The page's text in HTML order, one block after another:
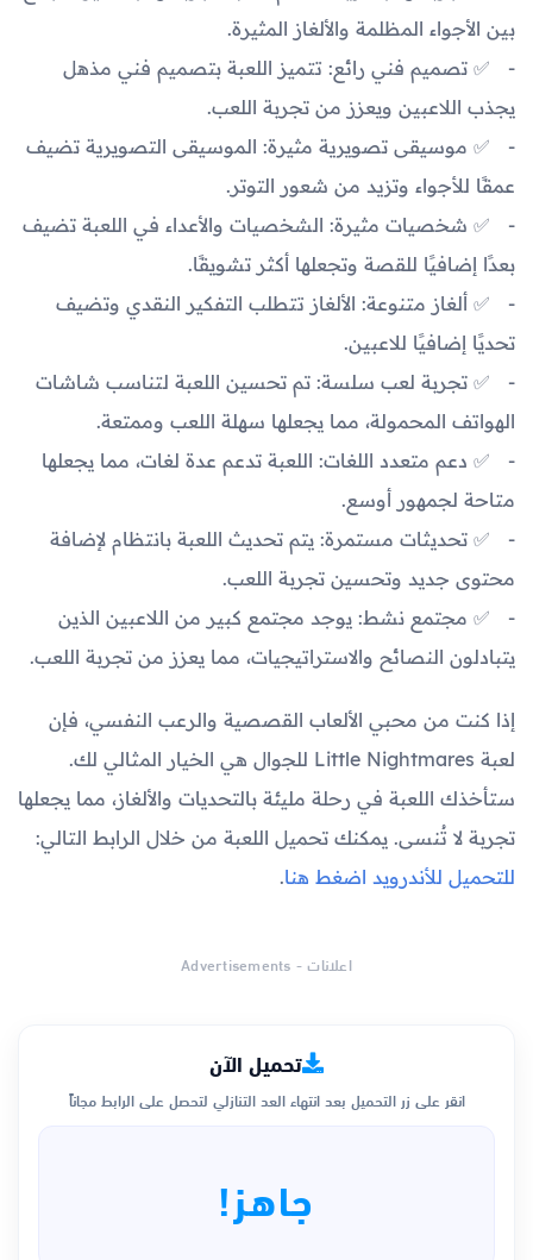
بين الأجواء المظلمة والألغاز المثيرة.
✅ تصميم فني رائع: تتميز اللعبة بتصميم فني مذهل
يجذب اللاعبين ويعزز من تجربة اللعب.
✅ موسيقى تصويرية مثيرة: الموسيقى التصويرية تضيف
عمقًا للأجواء وتزيد من شعور التوتر.
✅ شخصيات مثيرة: الشخصيات والأعداء في اللعبة تضيف
بعدًا إضافيًا للقصة وتجعلها أكثر تشويقًا.
✅ ألغاز متنوعة: الألغاز تتطلب التفكير النقدي وتضيف
تحديًا إضافيًا للاعبين.
✅ تجربة لعب سلسة: تم تحسين اللعبة لتناسب شاشات
الهواتف المحمولة، مما يجعلها سهلة اللعب وممتعة.
✅ دعم متعدد اللغات: اللعبة تدعم عدة لغات، مما يجعلها
متاحة لجمهور أوسع.
✅ تحديثات مستمرة: يتم تحديث اللعبة بانتظام لإضافة
محتوى جديد وتحسين تجربة اللعب.
✅ مجتمع نشط: يوجد مجتمع كبير من اللاعبين الذين
يتبادلون النصائح والاستراتيجيات، مما يعزز من تجربة اللعب.
إذا كنت من محبي الألعاب القصصية والرعب النفسي، فإن
لعبة Little Nightmares للجوال هي الخيار المثالي لك.
ستأخذك اللعبة في رحلة مليئة بالتحديات والألغاز، مما يجعلها
تجربة لا تُنسى. يمكنك تحميل اللعبة من خلال الرابط التالي:
للتحميل للأندرويد اضغط هنا.
اعلانات - Advertisements
تحميل الآن
انقر على زر التحميل بعد انتهاء العد التنازلي لتحصل على الرابط مجاناً
جاهز!